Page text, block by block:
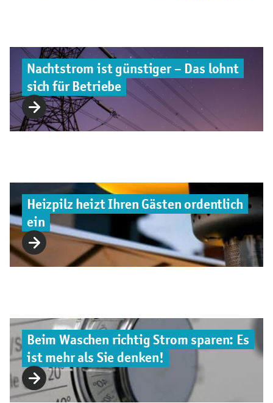
Nachtstrom ist günstiger – Das lohnt
sich für Betriebe
Heizpilz heizt Ihren Gästen ordentlich
ein
Beim Waschen richtig Strom sparen: Es
ist mehr als Sie denken!